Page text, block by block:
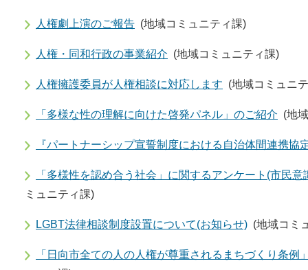
人権劇上演のご報告 (地域コミュニティ課)
人権・同和行政の事業紹介 (地域コミュニティ課)
人権擁護委員が人権相談に対応します (地域コミュニ
「多様な性の理解に向けた啓発パネル」のご紹介 (地
『パートナーシップ宣誓制度における自治体間連携協
「多様性を認め合う社会」に関するアンケート(市民
ミュニティ課)
LGBT法律相談制度設置について(お知らせ) (地域コミ
「日向市全ての人の人権が尊重されるまちづくり条例